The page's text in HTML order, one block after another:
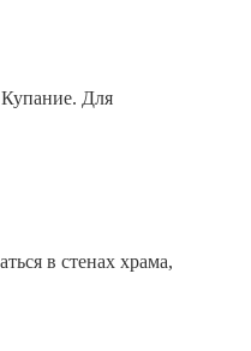
Для
в стенах храма,